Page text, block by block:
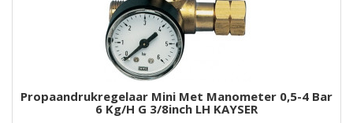
Propaandrukregelaar Mini Met Manometer 0,5-4 Bar
6 Kg/h G 3/8inch LH KAYSER